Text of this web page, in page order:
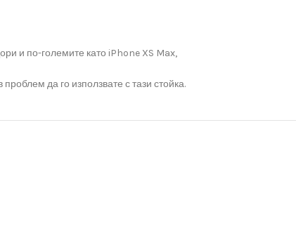
и по-големите като iPhone XS Max,
да го използвате с тази стойка.